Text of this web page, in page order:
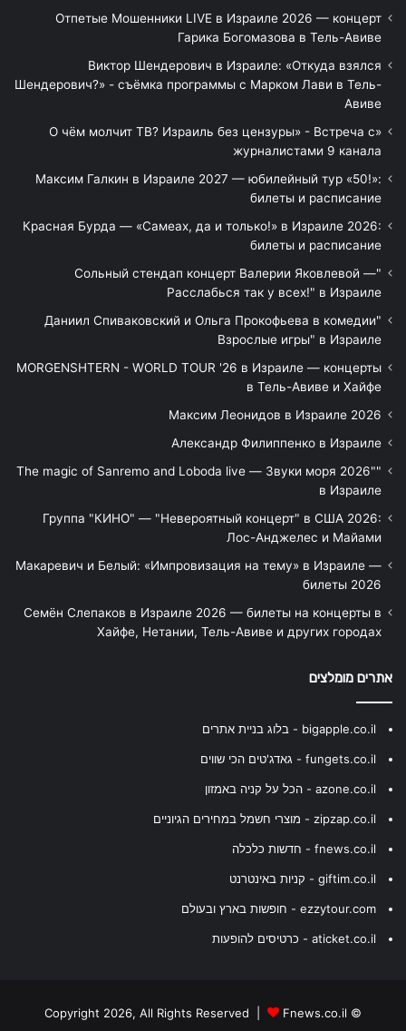
Отпетые Мошенники LIVE в Израиле 2026 — концерт
Гарика Богомазова в Тель-Авиве
Виктор Шендерович в Израиле: «Откуда взялся
Шендерович?» - съёмка программы с Марком Лави в Тель-
Авиве
«О чём молчит ТВ? Израиль без цензуры» - Встреча с
журналистами 9 канала
Максим Галкин в Израиле 2027 — юбилейный тур «50!»:
билеты и расписание
Красная Бурда — «Самеах, да и только!» в Израиле 2026:
билеты и расписание
"Сольный стендап концерт Валерии Яковлевой —
Расслабься так у всех!" в Израиле
"Даниил Спиваковский и Ольга Прокофьева в комедии
Взрослые игры" в Израиле
MORGENSHTERN - WORLD TOUR '26 в Израиле — концерты
в Тель-Авиве и Хайфе
Максим Леонидов в Израиле 2026
Александр Филиппенко в Израиле
"The magic of Sanremo and Loboda live — Звуки моря 2026"
в Израиле
Группа "КИНО" — "Невероятный концерт" в США 2026:
Лос-Анджелес и Майами
Макаревич и Белый: «Импровизация на тему» в Израиле —
билеты 2026
Семён Слепаков в Израиле 2026 — билеты на концерты в
Хайфе, Нетании, Тель-Авиве и других городах
אתרים מומלצים
bigapple.co.il - בלוג בניית אתרים
fungets.co.il - גאדג'טים הכי שווים
azone.co.il - הכל על קניה באמזון
zipzap.co.il - מוצרי חשמל במחירים הגיוניים
fnews.co.il - חדשות כלכלה
giftim.co.il - קניות באינטרנט
ezzytour.com - חופשות בארץ ובעולם
aticket.co.il - כרטיסים להופעות
© Copyright 2026, All Rights Reserved |
Fnews.co.il